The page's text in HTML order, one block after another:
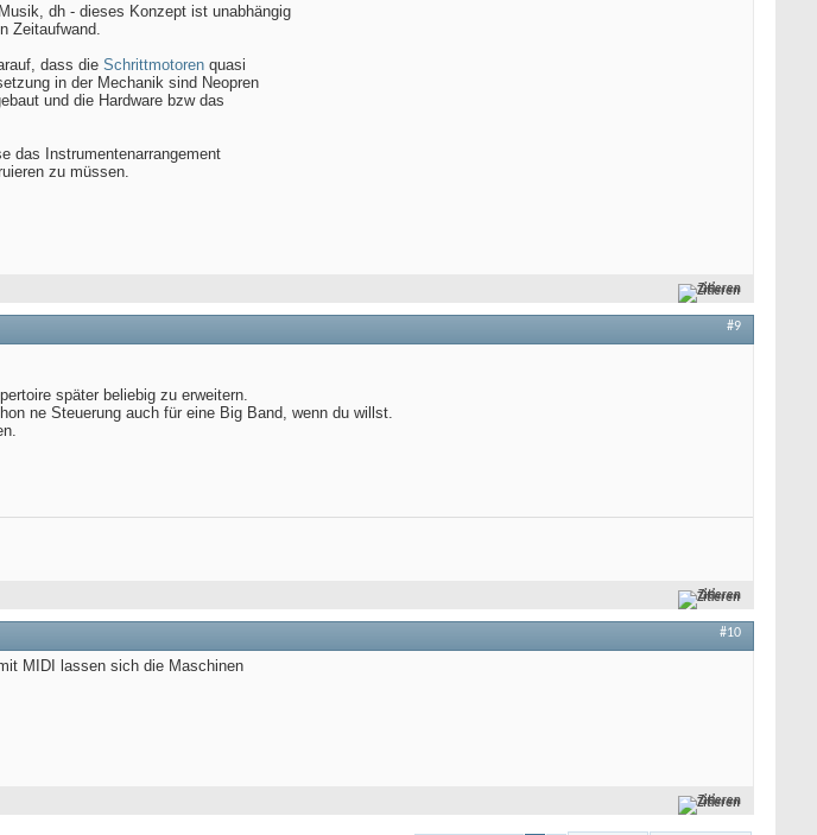
dh - dieses Konzept ist unabhängig
Zeitaufwand.
dass die Schrittmotoren quasi
in der Mechanik sind Neopren
und die Hardware bzw das
das Instrumentenarrangement
zu müssen.
Zitieren
#9
später beliebig zu erweitern.
ne Steuerung auch für eine Big Band, wenn du willst.
Zitieren
#10
MIDI lassen sich die Maschinen
Zitieren